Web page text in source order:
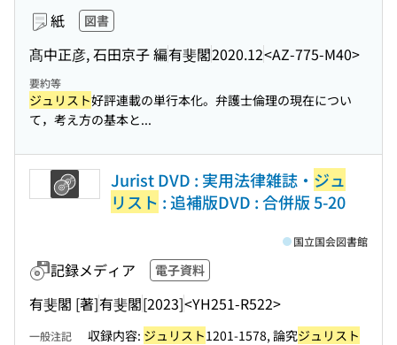
紙 図書
髙中正彦, 石田京子 編有斐閣2020.12<AZ-775-M40>
要約等
ジュリスト好評連載の単行本化。弁護士倫理の現在につい
て，考え方の基本と...
Jurist DVD : 実用法律雑誌・ ジュ
リスト : 追補版DVD : 合併版 5-20
記録メディア 電子資料
有斐閣 [著]有斐閣[2023]<YH251-R522>
国立国会図書館
一般注記 収録内容: ジュリスト1201-1578, 論究ジュリスト